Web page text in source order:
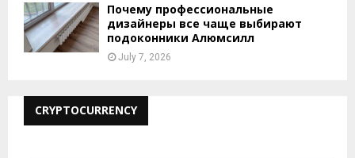
Почему профессиональные
дизайнеры все чаще выбирают
подоконники Алюмсилл
July 7, 2026
CRYPTOCURRENCY